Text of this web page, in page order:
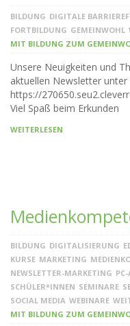
BILDUNG DIGITALE
FORTBILDUNG GEMEINWOHL
MIT BILDUNG ZUM
Unsere Neuigkeiten und
aktuellen Newsletter unter
https://
Viel Spaß beim Erkunden
WEITERLESEN
BILDUNG DIGITALISIERUNG
KURSE MARKETING
NEWSLETTER-MARKETING
SCHÜLER*INNEN SEMINARE
SOCIAL MEDIA WEBINARE
MIT BILDUNG ZUM